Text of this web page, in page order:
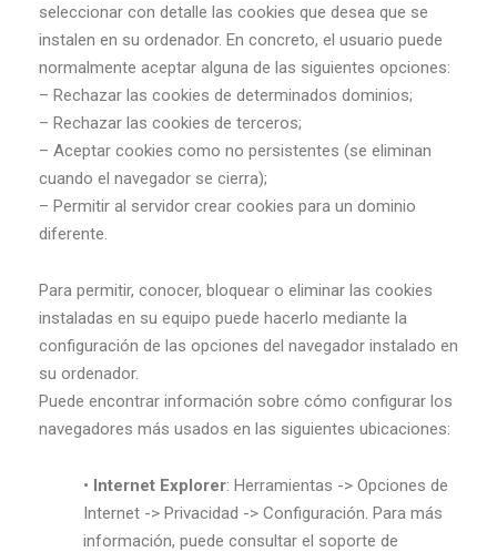
seleccionar con detalle las cookies que desea que se
instalen en su ordenador. En concreto, el usuario puede
normalmente aceptar alguna de las siguientes opciones:
– Rechazar las cookies de determinados dominios;
– Rechazar las cookies de terceros;
– Aceptar cookies como no persistentes (se eliminan
cuando el navegador se cierra);
– Permitir al servidor crear cookies para un dominio
diferente.
Para permitir, conocer, bloquear o eliminar las cookies
instaladas en su equipo puede hacerlo mediante la
configuración de las opciones del navegador instalado en
su ordenador.
Puede encontrar información sobre cómo configurar los
navegadores más usados en las siguientes ubicaciones:
• Internet Explorer: Herramientas -> Opciones de
Internet -> Privacidad -> Configuración. Para más
información, puede consultar el soporte de